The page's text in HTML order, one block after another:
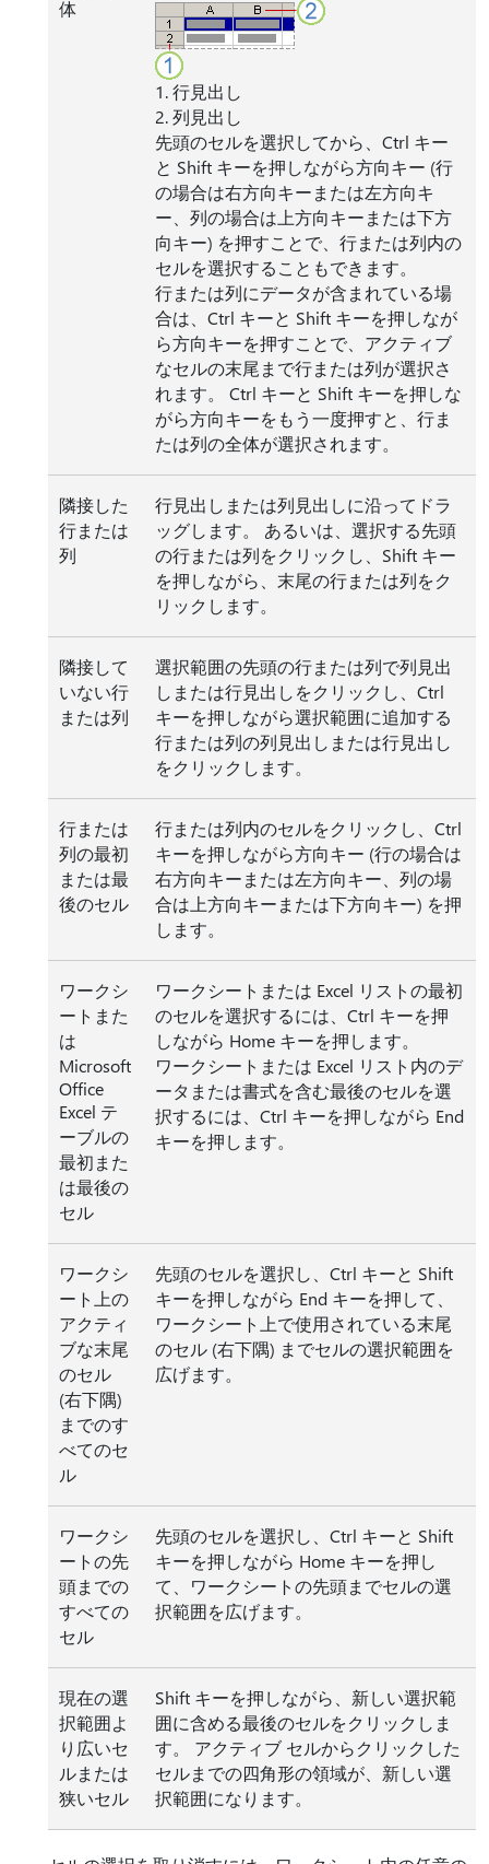
体
1. 行見出し
2. 列見出し
先頭のセルを選択してから、Ctrl キー
と Shift キーを押しながら方向キー (行
の場合は右方向キーまたは左方向キ
ー、列の場合は上方向キーまたは下方
向キー) を押すことで、行または列内の
セルを選択することもできます。
行または列にデータが含まれている場
合は、Ctrl キーと Shift キーを押しなが
ら方向キーを押すことで、アクティブ
なセルの末尾まで行または列が選択さ
れます。 Ctrl キーと Shift キーを押しな
がら方向キーをもう一度押すと、行ま
たは列の全体が選択されます。
隣接した
行または
列
行見出しまたは列見出しに沿ってドラ
ッグします。 あるいは、選択する先頭
の行または列をクリックし、Shift キー
を押しながら、末尾の行または列をク
リックします。
隣接して
いない行
または列
選択範囲の先頭の行または列で列見出
しまたは行見出しをクリックし、Ctrl
キーを押しながら選択範囲に追加する
行または列の列見出しまたは行見出し
をクリックします。
行または
列の最初
または最
後のセル
行または列内のセルをクリックし、Ctrl
キーを押しながら方向キー (行の場合は
右方向キーまたは左方向キー、列の場
合は上方向キーまたは下方向キー) を押
します。
ワークシ
ートまた
は
Microsoft
Office
Excel テ
ーブルの
最初また
は最後の
セル
ワークシートまたは Excel リストの最初
のセルを選択するには、Ctrl キーを押
しながら Home キーを押します。
ワークシートまたは Excel リスト内のデ
ータまたは書式を含む最後のセルを選
択するには、Ctrl キーを押しながら End
キーを押します。
ワークシ
ート上の
アクティ
ブな末尾
のセル
(右下隅)
までのす
べてのセ
ル
先頭のセルを選択し、Ctrl キーと Shift
キーを押しながら End キーを押して、
ワークシート上で使用されている末尾
のセル (右下隅) までセルの選択範囲を
広げます。
ワークシ
ートの先
頭までの
すべての
セル
先頭のセルを選択し、Ctrl キーと Shift
キーを押しながら Home キーを押し
て、ワークシートの先頭までセルの選
択範囲を広げます。
現在の選
択範囲よ
り広いセ
ルまたは
狭いセル
Shift キーを押しながら、新しい選択範
囲に含める最後のセルをクリックしま
す。 アクティブ セルからクリックした
セルまでの四角形の領域が、新しい選
択範囲になります。